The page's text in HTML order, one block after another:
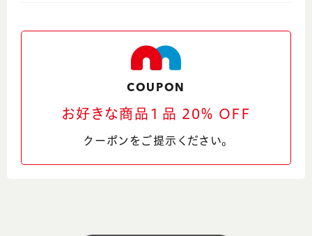
〒910-0836 福井県福井市大和田１丁目４０
0776-50-2162
COUPON
お好きな商品１品 20％ OFF
クーポンをご提示ください。